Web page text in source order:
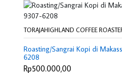
TORAJAHIGHLAND COFFEE
Roasting/Sangrai Kopi di
6208
Rp500.000,00